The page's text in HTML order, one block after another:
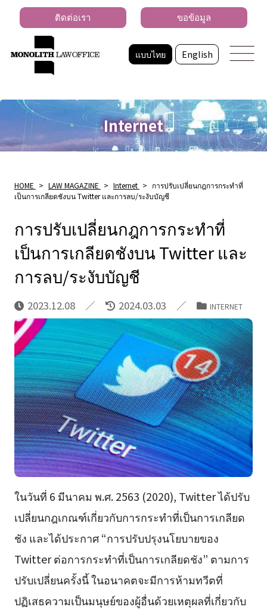
แบบไทย English
ติดต่อเรา ขอข้อมูล
Internet
HOME > LAW MAGAZINE > Internet > การปรับเปลี่ยนกฎการกระทำที่
เป็นการเกลียดชังบน Twitter และการลบ/ระงับบัญชี
การปรับเปลี่ยนกฎการกระทำที่
เป็นการเกลียดชังบน Twitter และ
การลบ/ระงับบัญชี
2023.12.08 2024.03.03 INTERNET
ในวันที่ 6 มีนาคม พ.ศ. 2563 (2020), Twitter ได้ปรับ
เปลี่ยนกฎเกณฑ์เกี่ยวกับการกระทำที่เป็นการเกลียด
ชัง และได้ประกาศ “การปรับปรุงนโยบายของ
Twitter ต่อการกระทำที่เป็นการเกลียดชัง” ตามการ
ปรับเปลี่ยนครั้งนี้ ในอนาคตจะมีการห้ามทวีตที่
ปฏิเสธความเป็นมนุษย์ของผู้อื่นด้วยเหตุผลที่เกี่ยวกับ